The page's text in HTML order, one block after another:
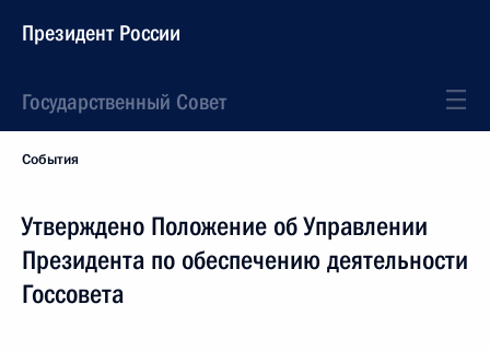
Президент России
Государственный Совет
События
Утверждено Положение об Управлении
Президента по обеспечению деятельности
Госсовета